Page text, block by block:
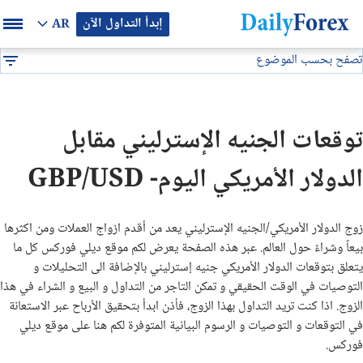
إبدأ التداول الآن AR
بيان إعلاني
تصفح بحسب الموضوع
التوقعات والتحليلات الشهرية
توصيات يومية لتداول البيتكوين (BTC/USD)
توقعات أسعار الذهب الايام القادمة
تحليل الذهب اليوم
توقعات الجنيه الإسترليني مقابل
الدولار الأمريكي اليوم- GBP/USD
زوج الدولار الأمريكي/الجنيه الإسترليني يعد من أقدم ازواج العملات ومن اكثرها
بيعاً وشراءً حول العالم. عبر هذه الصفحة يعرض لكم موقع ديلي فوركس كل ما
يتعلق بتوقعات الدولار الأمريكي جنيه إسترليني بالإضافة الى التحليلات و
التوصيات في الوقت الحقيقي و تمكن التاجر من التداول و البيع و الشراء في هذا
الزوج. اذا كنت تريد التداول بهذا الزوج، فأذن ابدأ بتحقيق الأرباح عبر الاستعانة
في التوقعات و التوصيات و الرسوم البيانية المتوفرة لكم هنا على موقع ديلي
فوركس.